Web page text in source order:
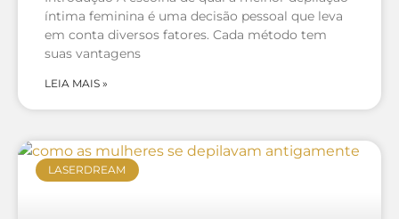
íntima feminina é uma decisão pessoal que leva
em conta diversos fatores. Cada método tem
suas vantagens
LEIA MAIS »
LASERDREAM